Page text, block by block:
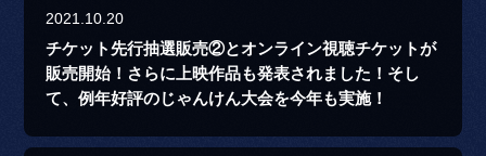
2021.10.20
チケット先行抽選販売②とオンライン視聴チケットが
販売開始！さらに上映作品も発表されました！そし
て、例年好評のじゃんけん大会を今年も実施！